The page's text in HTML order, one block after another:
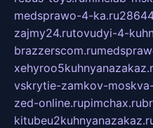
medsprawo-4-ka.ru
zajmy24.rutovudyi-4-
brazzerscom.ru
vskrytie-zamkov-moskva-
zed-online.rupimchax.ru